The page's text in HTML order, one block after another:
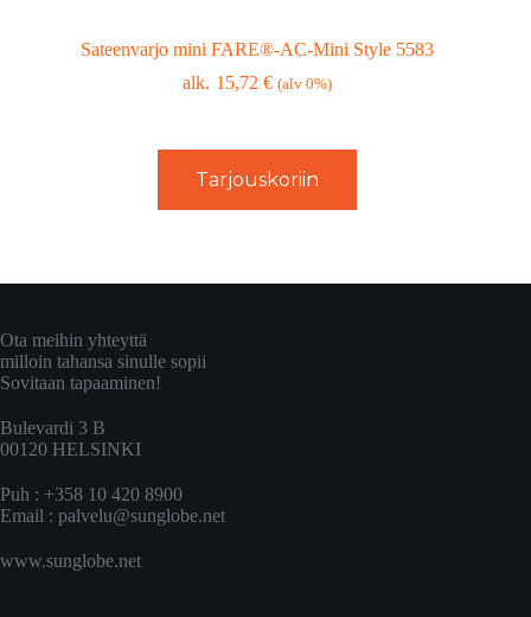
Sateenvarjo mini FARE®-AC-Mini Style 5583
15,72€ (alv 0%)
Tarjouskoriin
Ota meihin yhteyttä
milloin tahansa sinulle sopii
Sovitaan tapaaminen!
Bulevardi 3 B
00120 HELSINKI
Puh : +358 10 420 8900
Email : palvelu@sunglobe.net
www.sunglobe.net